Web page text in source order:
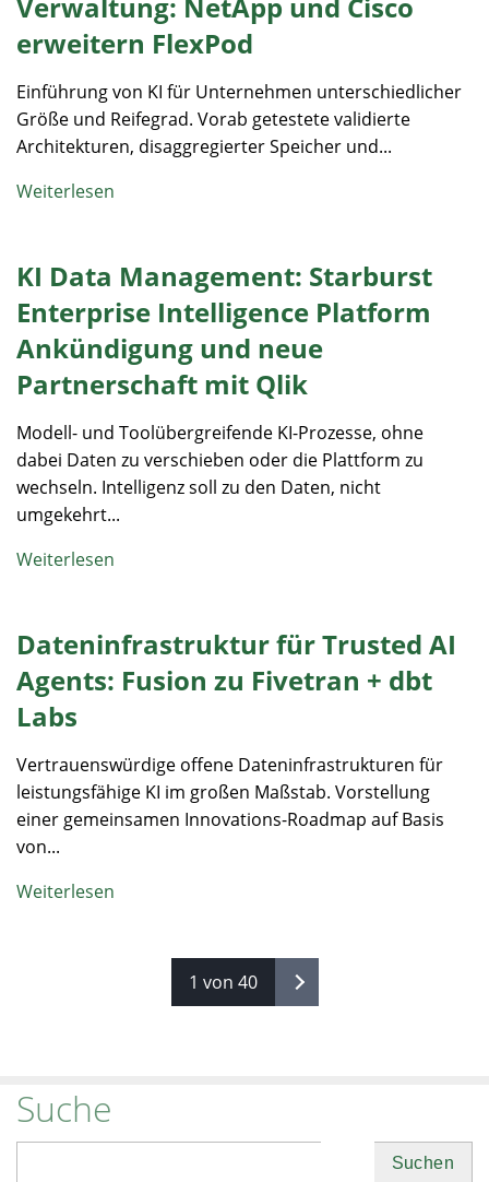
erweitern FlexPod
Einführung von KI für Unternehmen unterschiedlicher
Größe und Reifegrad. Vorab getestete validierte
Architekturen, disaggregierter Speicher und...
Weiterlesen
KI Data Management: Starburst
Enterprise Intelligence Platform
Ankündigung und neue
Partnerschaft mit Qlik
Modell- und Toolübergreifende KI-Prozesse, ohne
dabei Daten zu verschieben oder die Plattform zu
wechseln. Intelligenz soll zu den Daten, nicht
umgekehrt...
Weiterlesen
Dateninfrastruktur für Trusted AI
Agents: Fusion zu Fivetran + dbt
Labs
Vertrauenswürdige offene Dateninfrastrukturen für
leistungsfähige KI im großen Maßstab. Vorstellung
einer gemeinsamen Innovations-Roadmap auf Basis
von...
Weiterlesen
1 von 40
Suche